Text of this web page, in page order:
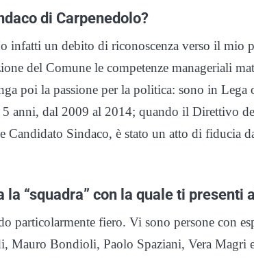
di Carpenedolo?
infatti un debito di riconoscenza verso il mio
del Comune le competenze manageriali
poi la passione per la politica: sono in Lega
anni, dal 2009 al 2014; quando il Direttivo
Sindaco, è stato un atto di fiducia
la “squadra” con la quale ti presenti
particolarmente fiero. Vi sono persone con
Mauro Bondioli, Paolo Spaziani, Vera Magri